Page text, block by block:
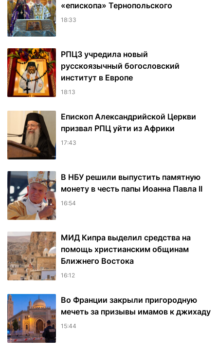
«епископа» Тернопольского
18:33
РПЦЗ учредила новый
русскоязычный богословский
институт в Европе
18:13
Епископ Александрийской Церкви
призвал РПЦ уйти из Африки
17:43
В НБУ решили выпустить памятную
монету в честь папы Иоанна Павла II
16:54
МИД Кипра выделил средства на
помощь христианским общинам
Ближнего Востока
16:12
Во Франции закрыли пригородную
мечеть за призывы имамов к джихаду
15:44